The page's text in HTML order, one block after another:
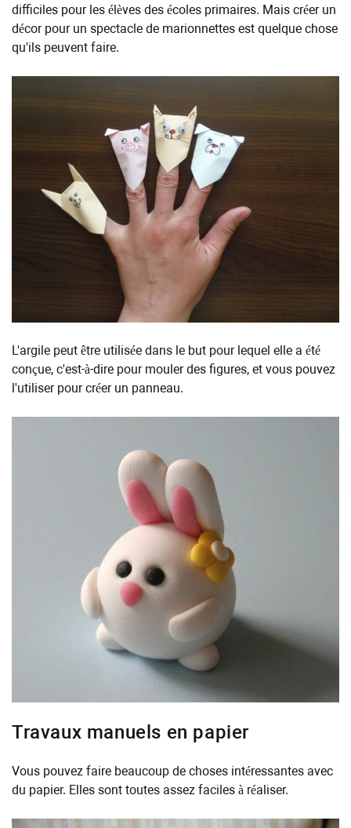
difficiles pour les élèves des écoles primaires. Mais créer un
décor pour un spectacle de marionnettes est quelque chose
qu'ils peuvent faire.
L'argile peut être utilisée dans le but pour lequel elle a été
conçue, c'est-à-dire pour mouler des figures, et vous pouvez
l'utiliser pour créer un panneau.
Travaux manuels en papier
Vous pouvez faire beaucoup de choses intéressantes avec
du papier. Elles sont toutes assez faciles à réaliser.